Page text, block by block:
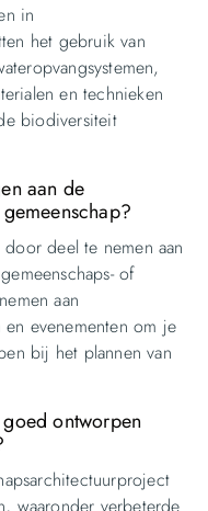
in
het gebruik van
en technieken
biodiversiteit
aan de
deel te nemen aan
of
aan
evenementen om je
bij het plannen van
ontworpen
waaronder verbeterde